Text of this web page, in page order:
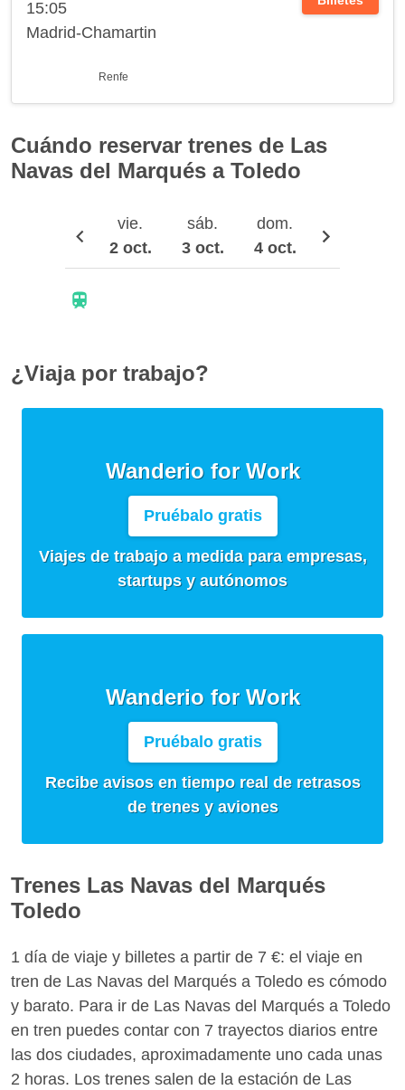
15:05
Madrid-Chamartin
Renfe
Cuándo reservar trenes de Las
Navas del Marqués a Toledo
vie.
2 oct.
sáb.
3 oct.
dom.
4 oct.
¿Viaja por trabajo?
Wanderio for Work
Pruébalo gratis
Viajes de trabajo a medida para empresas,
startups y autónomos
Wanderio for Work
Pruébalo gratis
Recibe avisos en tiempo real de retrasos
de trenes y aviones
Trenes Las Navas del Marqués
Toledo
1 día de viaje y billetes a partir de 7 €: el viaje en
tren de Las Navas del Marqués a Toledo es cómodo
y barato. Para ir de Las Navas del Marqués a Toledo
en tren puedes contar con 7 trayectos diarios entre
las dos ciudades, aproximadamente uno cada unas
2 horas. Los trenes salen de la estación de Las